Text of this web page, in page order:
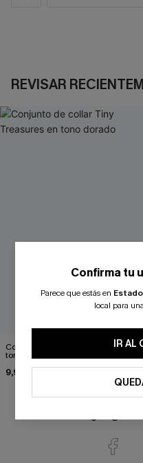
REVISAR
Conjunto de collar Tiny Treasures
tono dorado
9,90 €
Confirma tu
Parece que estás en
local para
IR AL